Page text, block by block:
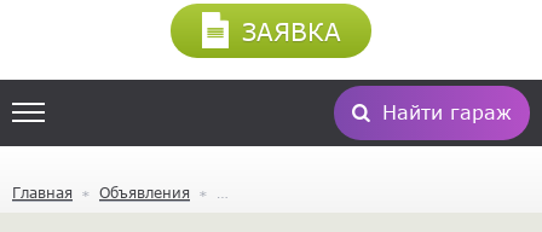
Найти гараж
ЗАЯВКА
Главная Объявления